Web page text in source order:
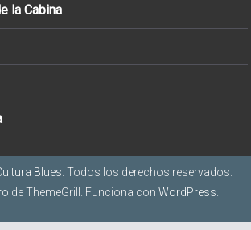
la Cabina
Blues. Todos los derechos reservados.
de ThemeGrill. Funciona con WordPress.